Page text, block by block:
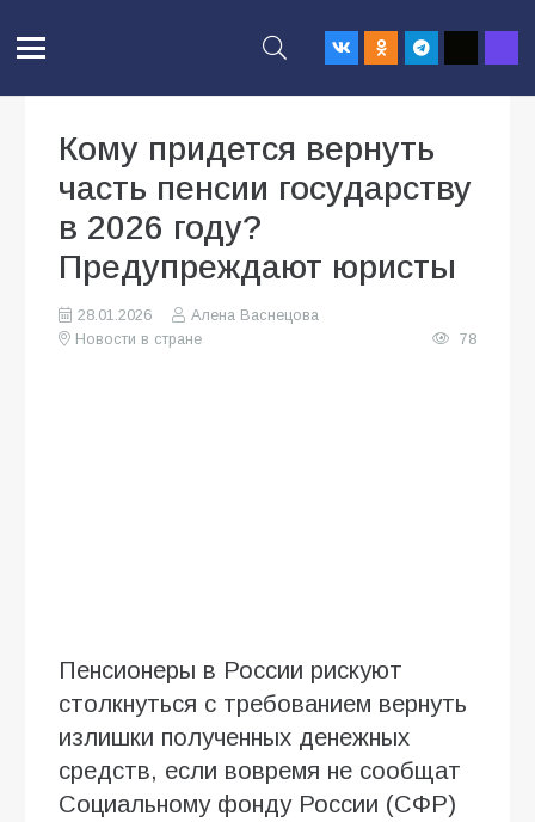
Кому придется вернуть
часть пенсии государству
в 2026 году?
Предупреждают юристы
28.01.2026
Алена Васнецова
Новости в стране
78
Пенсионеры в России рискуют
столкнуться с требованием вернуть
излишки полученных денежных
средств, если вовремя не сообщат
Социальному фонду России (СФР)